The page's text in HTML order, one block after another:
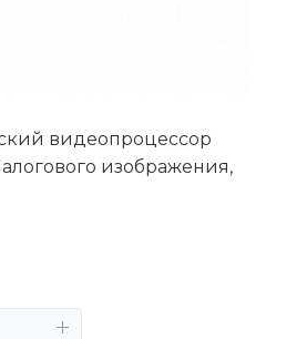
видеопроцессор
изображения,